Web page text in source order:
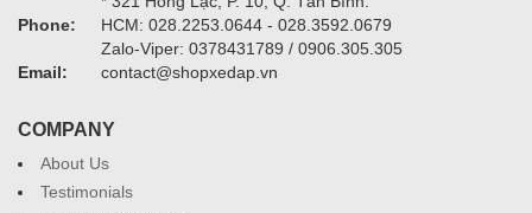
Phone:
HCM: 028.2253.0644 - 028.3592.0679
Zalo-Viper: 0378431789 / 0906.305.305
Email:
contact@shopxedap.vn
COMPANY
About Us
Testimonials